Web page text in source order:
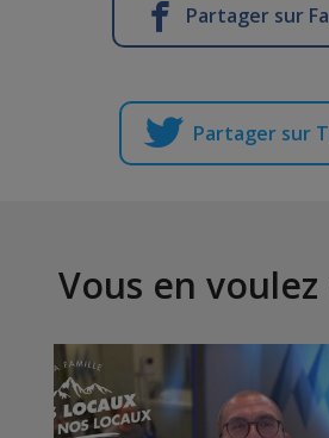
Partager sur
Partager sur
Vous en